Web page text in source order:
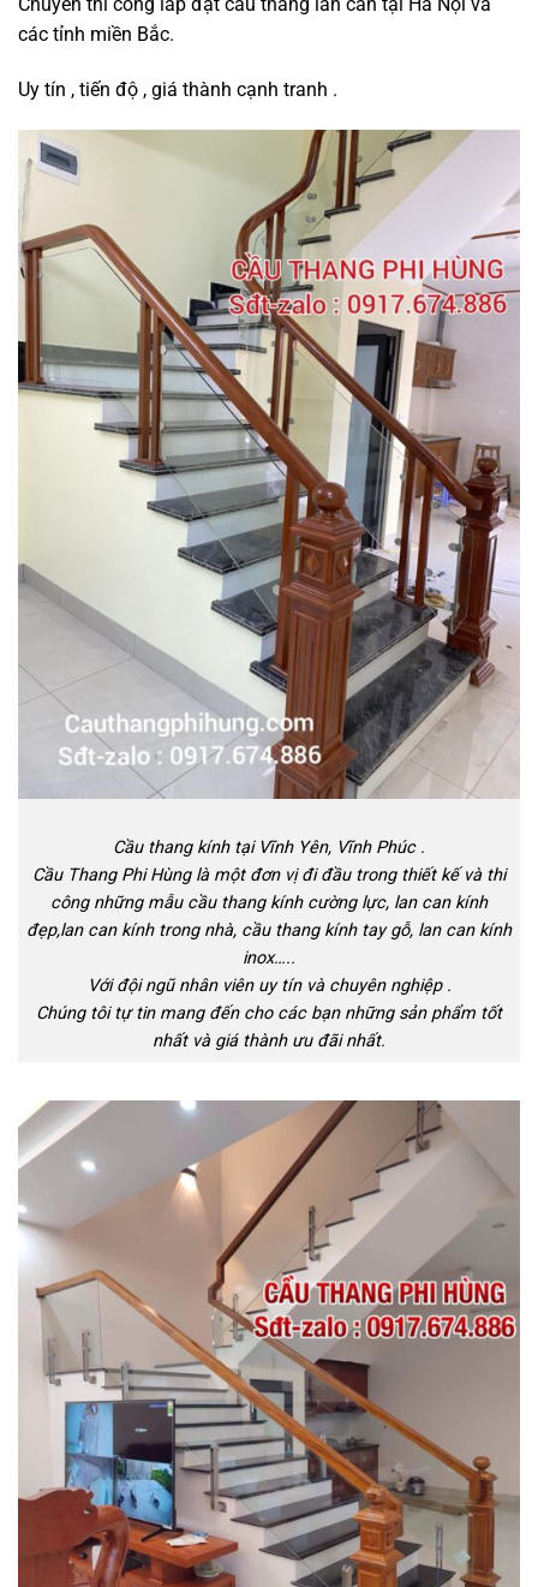
các tỉnh miền Bắc.
Uy tín , tiến độ , giá thành cạnh tranh .
Cầu thang kính tại Vĩnh Yên, Vĩnh Phúc .
Cầu Thang Phi Hùng là một đơn vị đi đầu trong thiết kế và thi
công những mẫu cầu thang kính cường lực, lan can kính
đẹp,lan can kính trong nhà, cầu thang kính tay gỗ, lan can kính
inox…..
Với đội ngũ nhân viên uy tín và chuyên nghiệp .
Chúng tôi tự tin mang đến cho các bạn những sản phẩm tốt
nhất và giá thành ưu đãi nhất.